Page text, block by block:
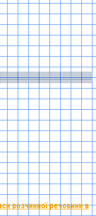
розчинної речовини в